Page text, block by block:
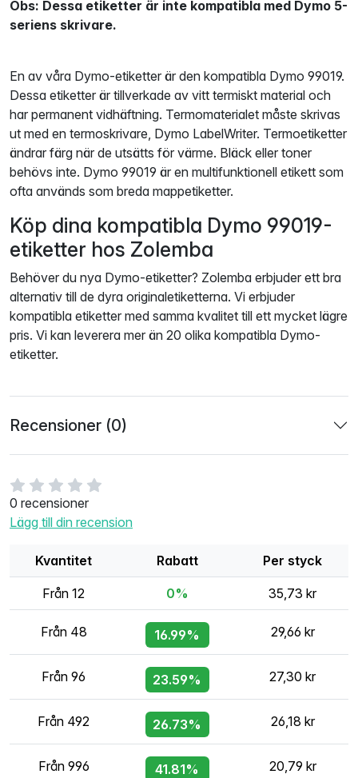
0 recensioner
Lägg till din recension
Kvantitet Rabatt Per styck
Från 12 0% 35,73 kr
Från 48 16.99% 29,66 kr
Från 96 23.59% 27,30 kr
Från 492 26.73% 26,18 kr
Från 996 41.81% 20,79 kr
Obs: Dessa etiketter är inte kompatibla med Dymo 5-
seriens skrivare.
En av våra Dymo-etiketter är den kompatibla Dymo 99019.
Dessa etiketter är tillverkade av vitt termiskt material och
har permanent vidhäftning. Termomaterialet måste skrivas
ut med en termoskrivare, Dymo LabelWriter. Termoetiketter
ändrar färg när de utsätts för värme. Bläck eller toner
behövs inte. Dymo 99019 är en multifunktionell etikett som
ofta används som breda mappetiketter.
Köp dina kompatibla Dymo 99019-
etiketter hos Zolemba
Behöver du nya Dymo-etiketter? Zolemba erbjuder ett bra
alternativ till de dyra originaletiketterna. Vi erbjuder
kompatibla etiketter med samma kvalitet till ett mycket lägre
pris. Vi kan leverera mer än 20 olika kompatibla Dymo-
etiketter.
Recensioner (0)